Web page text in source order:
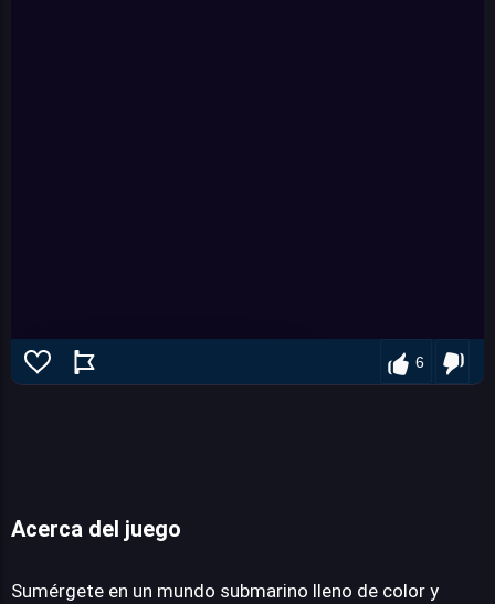
6
Acerca del juego
Sumérgete en un mundo submarino lleno de color y